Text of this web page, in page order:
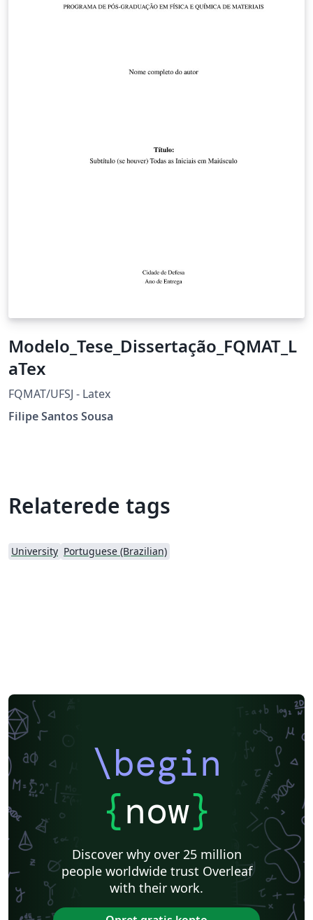
Modelo_Tese_Dissertação_FQMAT_L
aTex
FQMAT/UFSJ - Latex
Filipe Santos Sousa
Relaterede tags
University Portuguese (Brazilian)
\begin
{now}
Discover why over 25 million
people worldwide trust Overleaf
with their work.